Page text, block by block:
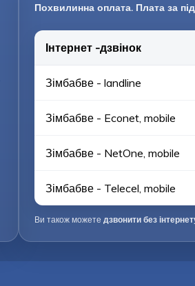
Похвилинна оплата. Плата за
Інтернет -дзвінок
Зімбабве - landline
Зімбабве - Econet, mobile
Зімбабве - NetOne, mobile
Зімбабве - Telecel, mobile
Ви також можете дзвонити без